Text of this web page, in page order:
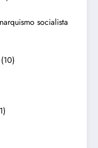
socialista
(10)